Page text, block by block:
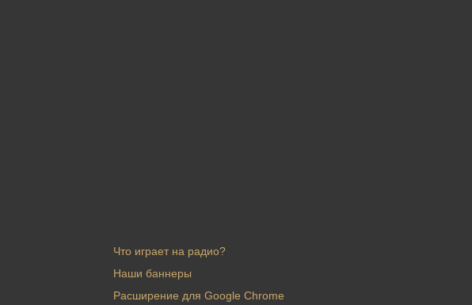
Что играет на радио?
Наши баннеры
Расширение для Google Chrome